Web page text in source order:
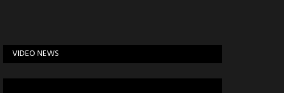
VIDEO NEWS